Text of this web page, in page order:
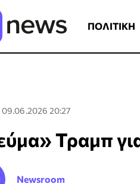
ΠΟΛΙΤΙΚΗ
09.06.2026 20:27
Τραμπ
Newsroom